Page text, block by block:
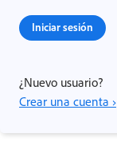
Iniciar sesión
¿Nuevo usuario?
Crear una cuenta ›